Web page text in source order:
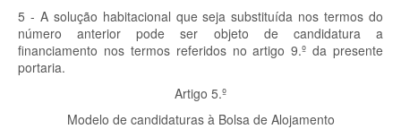
5 - A solução habitacional que seja substituída nos termos do
número anterior pode ser objeto de candidatura a
financiamento nos termos referidos no artigo 9.º da presente
portaria.
Artigo 5.º
Modelo de candidaturas à Bolsa de Alojamento